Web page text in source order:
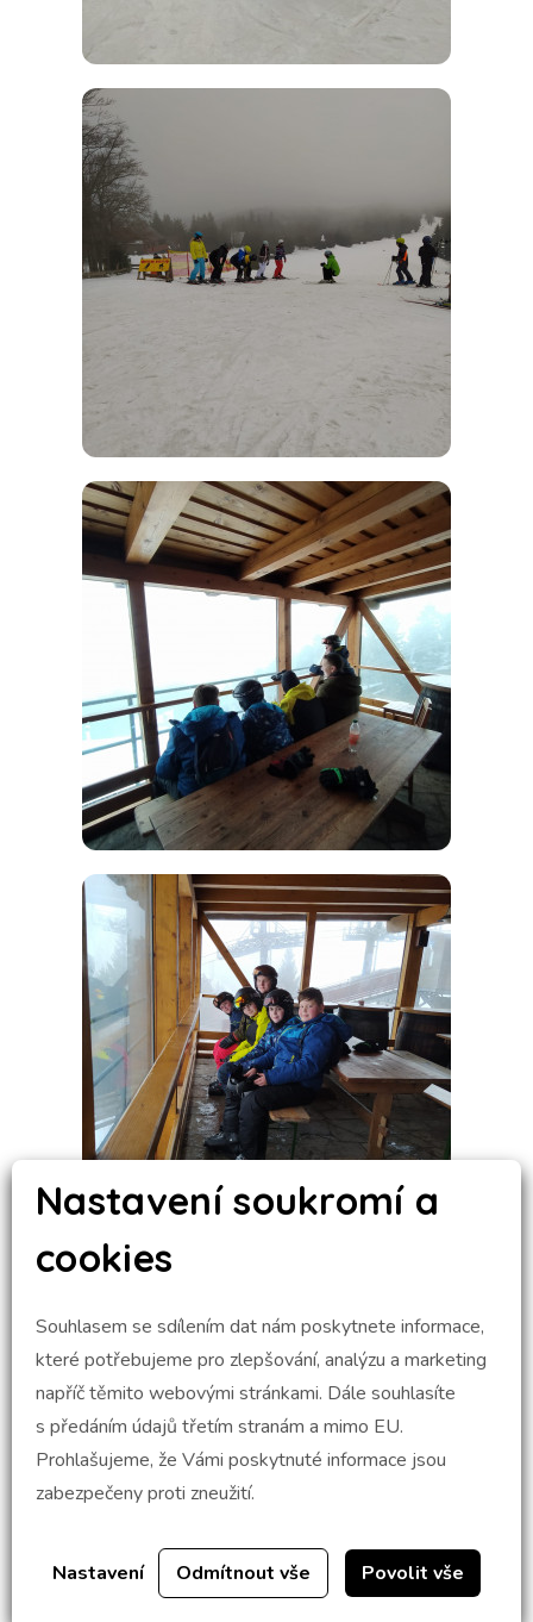
Nastavení soukromí a
cookies
Souhlasem se sdílením dat nám poskytnete informace,
které potřebujeme pro zlepšování, analýzu a marketing
napříč těmito webovými stránkami. Dále souhlasíte
s předáním údajů třetím stranám a mimo EU.
Prohlašujeme, že Vámi poskytnuté informace jsou
zabezpečeny proti zneužití.
Nastavení Odmítnout vše Povolit vše